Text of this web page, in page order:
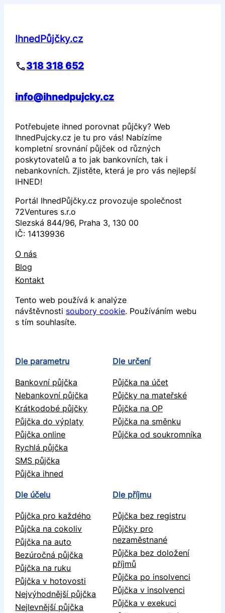
IhnedPůjčky.cz
318 318 652
info@ihnedpujcky.cz
Potřebujete ihned porovnat půjčky? Web
IhnedPujcky.cz je tu pro vás! Nabízíme
kompletní srovnání půjček od různých
poskytovatelů a to jak bankovních, tak i
nebankovních. Zjistěte, která je pro vás nejlepší
IHNED!
Portál IhnedPůjčky.cz provozuje společnost
72Ventures s.r.o
Slezská 844/96, Praha 3, 130 00
IČ: 14139936
O nás
Blog
Kontakt
Tento web používá k analýze
návštěvnosti soubory cookie. Používáním webu
s tím souhlasíte.
Dle parametru
Bankovní půjčka
Nebankovní půjčka
Krátkodobé půjčky
Půjčka do výplaty
Půjčka online
Rychlá půjčka
SMS půjčka
Půjčka ihned
Dle určení
Půjčka na účet
Půjčky na mateřské
Půjčka na OP
Půjčka na směnku
Půjčka od soukromníka
Dle účelu
Půjčka pro každého
Půjčka na cokoliv
Půjčka na auto
Bezúročná půjčka
Půjčka na ruku
Půjčka v hotovosti
Nejvýhodnější půjčka
Nejlevnější půjčka
Dle příjmu
Půjčka bez registru
Půjčky pro
nezaměstnané
Půjčka bez doložení
příjmů
Půjčka po insolvenci
Půjčka v insolvenci
Půjčka v exekuci